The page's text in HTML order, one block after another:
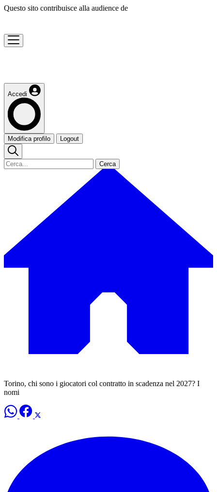
Questo sito contribuisce alla audience de
Accedi
Modifica profilo Logout
Cerca
Torino, chi sono i giocatori col contratto in scadenza nel 2027? I
nomi